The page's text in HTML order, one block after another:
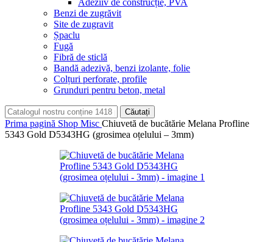
Adeziiv de construcție, PVA
Benzi de zugrăvit
Site de zugravit
Șpaclu
Fugă
Fibră de sticlă
Bandă adezivă, benzi izolante, folie
Colțuri perforate, profile
Grunduri pentru beton, metal
Căutați
Prima pagină Shop Misc Chiuvetă de bucătărie Melana Profline
5343 Gold D5343HG (grosimea oțelului – 3mm)